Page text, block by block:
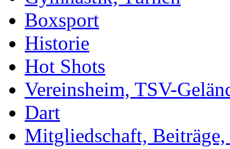
Boxsport
Historie
Hot Shots
Vereinsheim, TSV-
Dart
Mitgliedschaft,